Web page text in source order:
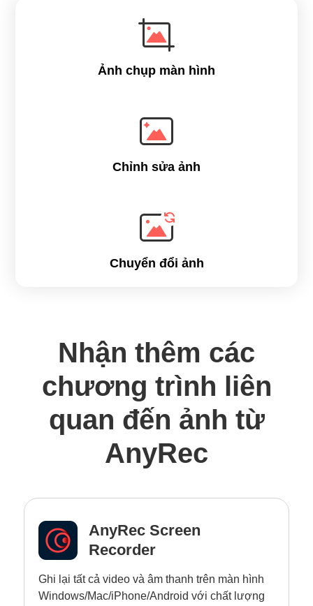
Ảnh chụp màn hình
Chỉnh sửa ảnh
Chuyển đổi ảnh
Nhận thêm các
chương trình liên
quan đến ảnh từ
AnyRec
AnyRec Screen
Recorder
Ghi lại tất cả video và âm thanh trên màn hình
Windows/Mac/iPhone/Android với chất lượng